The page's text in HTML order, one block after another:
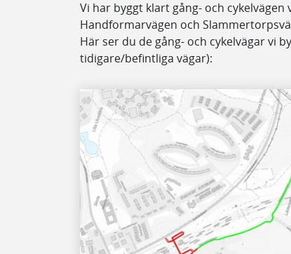
Vi har byggt klart gång- och
Handformarvägen och
Här ser du de gång- och cykelvägar vi
tidigare/befintliga vägar):